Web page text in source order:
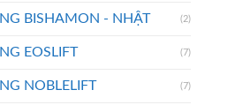
BISHAMON - NHẬT (2)
EOSLIFT (7)
NOBLELIFT (7)